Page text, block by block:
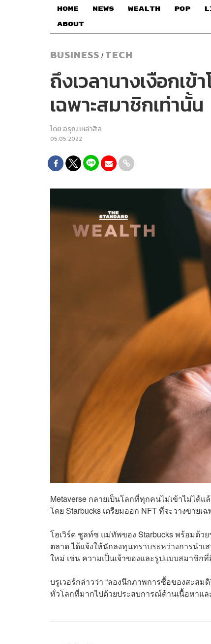
HOME NEWS WEALTH POP
ABOUT
BUSINESS / TECH
ถึงเวลานางเงือกเ
เฉพาะสมาชิกเท่านั้น
โดย อรุณ เหล่าสิล
05.05.2022
Metaverse กลายเป็นโลกที่ทุกคนไม่เข้าไม่ได้
โดย Starbucks เตรียมออก NFT ที่จะวางขายเ
โฮเวิร์ด ชูลท์ซ แม่ทัพของ Starbucks พร้อมด้ว
ตลาด ได้แจ้งให้นักลงทุนทราบระหว่างการนำ
ใหม่ เช่น ความเป็นเจ้าของและรูปแบบสมาชิ
บรูเวอร์กล่าวว่า “ลองนึกภาพการซื้อของสะส
ทั่วโลกที่มากไปด้วยประสบการณ์ด้านเนื้อหาแ